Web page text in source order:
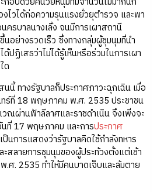
ไวได้ก่อความรุนแรงยั่วยุตำรวจ และพา
ครบาลนางเลิ้ง จนมีการเผาสถานี
นอย่างรวดเร็ว ซึ่งทางกลุ่มผู้ชุมนุมที่นำ
ปฏิเสธว่าไม่ได้รู้เห็นหรือร่วมในการเผา
ด
นนี้ ทางรัฐบาลก็ประกาศภาวะฉุกเฉิน เมื่อ
ทร์ที่ 18 พฤษภาคม พ.ศ. 2535 ประชาชน
วณผ่านฟ้าลีลาศและราชดำเนิน จึงเพิ่งจะ
ที่ 17 พฤษภาคม และการประกาศ
นการแสดงว่ารัฐบาลคิดใช้กำลังทหาร
ะสลายการชุมนุมของผู้ประท้วงตั้งแต่เช้า
. 2535 ทำให้มีคนบาดเจ็บและล้มตาย